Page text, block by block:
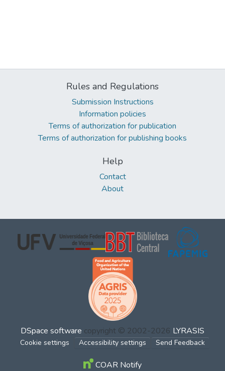
Rules and Regulations
Submission Instructions
Information policies
Terms of authorization for publication
Terms of authorization for publishing books
Help
Contact
About
DSpace software copyright © 2002-2026 LYRASIS
Cookie settings Accessibility settings Send Feedback
COAR Notify